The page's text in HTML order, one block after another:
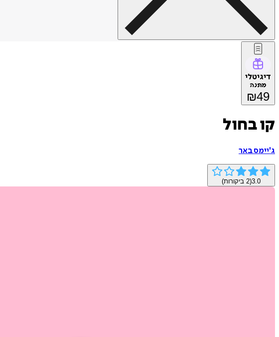
דיגיטלי
מתנה
₪49
קו בחול
ג'יימס באר
3.0
(
2 ביקורות)